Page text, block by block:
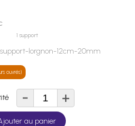
1 support
lorgnon-12cm-20mm
ouvrés)
- +
au panier